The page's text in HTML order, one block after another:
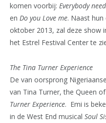
komen voorbij: Everybody
en Do you Love me. Naast
oktober 2013, zal deze show
het Estrel Festival Center te
The Tina Turner Experience
De van oorsprong
van Tina Turner, the Queen
Turner Experience. Emi is
in de West End musical Soul